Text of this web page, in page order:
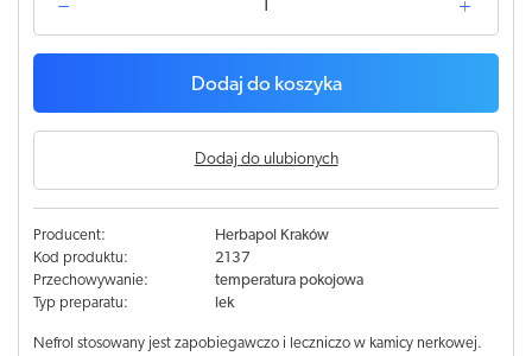
Dodaj do koszyka
Dodaj do ulubionych
Producent:
Herbapol Kraków
Kod produktu:
2137
Przechowywanie:
temperatura pokojowa
Typ preparatu:
lek
Nefrol stosowany jest zapobiegawczo i leczniczo w kamicy nerkowej.